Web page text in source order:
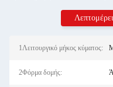
1Λειτουργικό μήκος κύματος:
2Φόρμα δομής: